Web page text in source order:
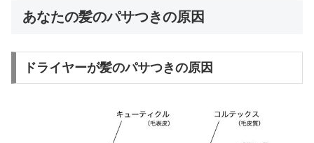
あなたの髪のパサつきの原因
ドライヤーが髪のパサつきの原因